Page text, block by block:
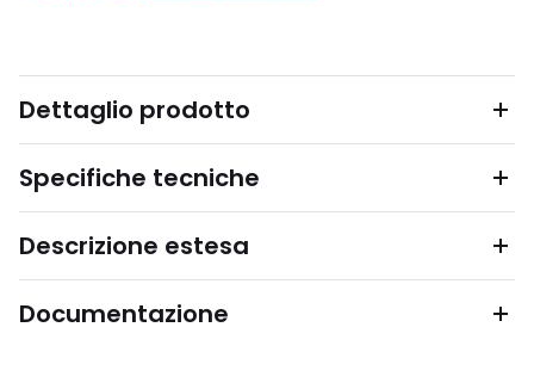
Dettaglio prodotto
Specifiche tecniche
Descrizione estesa
Documentazione